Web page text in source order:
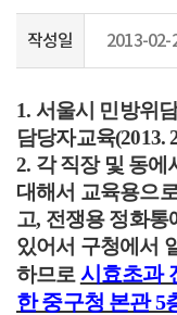
작성일 2013-02-
1. 서울시 민방위
담당자교육(2013.
2. 각 직장 및 동에
대해서 교육용으
고, 전쟁용 정화통
있어서 구청에서
하므로 시효초과
한 중구청 본관 5